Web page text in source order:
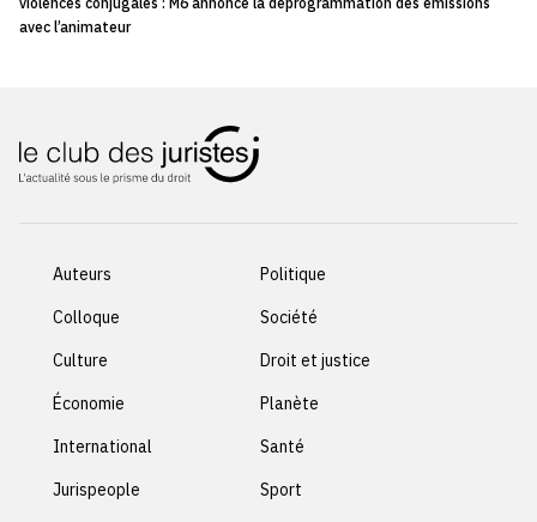
avec l’animateur
Auteurs
Colloque
Culture
Économie
International
Jurispeople
Politique
Société
Droit et justice
Planète
Santé
Sport